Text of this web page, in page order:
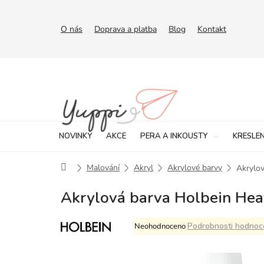
O nás Doprava a platba Blog Kontakt
NOVINKY AKCE PERA A INKOUSTY
DomůMalování Akryl Akrylové barvy
Akrylová barva Holbein
Průměrné
hodnocení
NeohodnocenoPodrobnosti